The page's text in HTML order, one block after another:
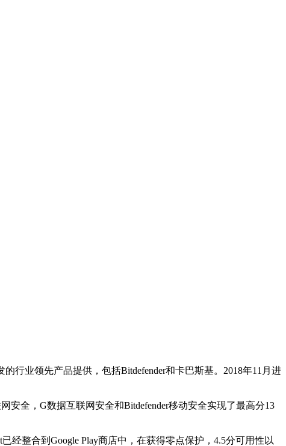
行业领先产品提供，包括Bitdefender和卡巴斯基。2018年11月进
安全，G数据互联网安全和Bitdefender移动安全实现了最高分13
经整合到Google Play商店中，在获得零点保护，4.5分可用性以